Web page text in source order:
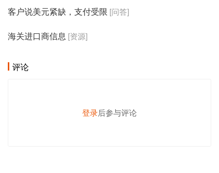
客户说美元紧缺，支付受限 [问答]
海关进口商信息 [资源]
评论
登录后参与评论